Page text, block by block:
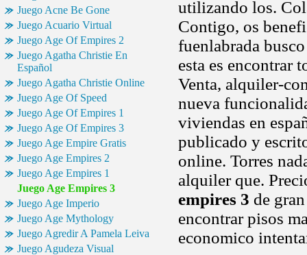
Juego Acne Be Gone
Juego Acuario Virtual
Juego Age Of Empires 2
Juego Agatha Christie En
Español
Juego Agatha Christie Online
Juego Age Of Speed
Juego Age Of Empires 1
Juego Age Of Empires 3
Juego Age Empire Gratis
Juego Age Empires 2
Juego Age Empires 1
Juego Age Empires 3
Juego Age Imperio
Juego Age Mythology
Juego Agredir A Pamela Leiva
Juego Agudeza Visual
utilizando los.
Contigo, os
fuenlabrada
esta es encontrar
Venta, alquiler-
nueva
viviendas en
publicado y
online. Torres
alquiler que.
empires 3 de
encontrar pisos
economico